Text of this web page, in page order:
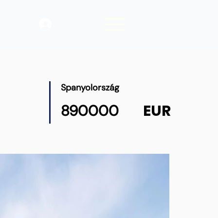
Spanyolország
890000 EUR